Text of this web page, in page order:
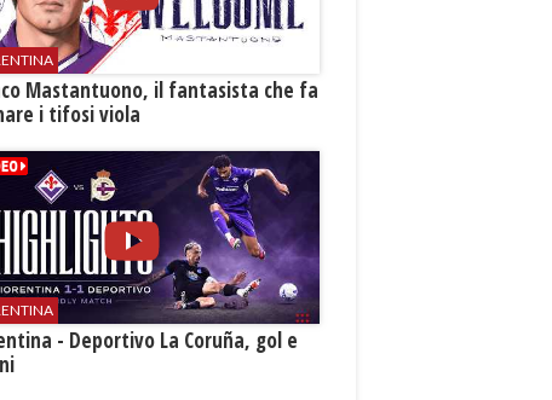
Mastantuono, il fantasista che fa
i tifosi viola
- Deportivo La Coruña, gol e